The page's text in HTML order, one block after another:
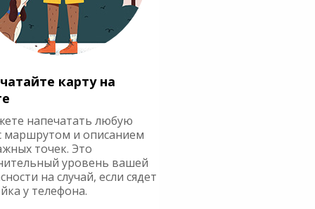
карту на
напечатать любую
маршрутом и описанием
точек. Это
уровень вашей
на случай, если сядет
у телефона.